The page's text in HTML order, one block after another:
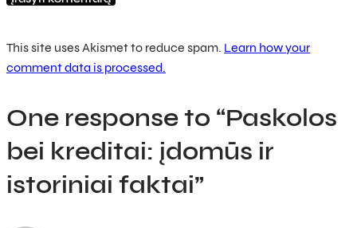
This site uses Akismet to reduce spam. Learn how your
comment data is processed.
One response to “Paskolos
bei kreditai: įdomūs ir
istoriniai faktai”